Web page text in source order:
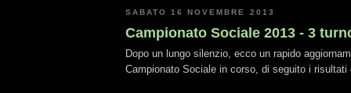
SABATO 16 NOVEMBRE 2013
Campionato Sociale 2013 - 3
Dopo un lungo silenzio, ecco un rapido
Campionato Sociale in corso, di seguito i risultati